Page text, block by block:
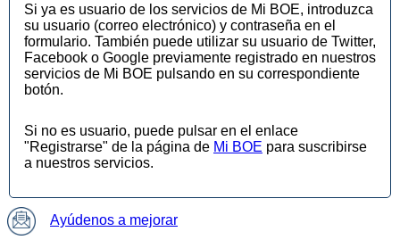
Si ya es usuario de los servicios de Mi BOE, introduzca
su usuario (correo electrónico) y contraseña en el
formulario. También puede utilizar su usuario de Twitter,
Facebook o Google previamente registrado en nuestros
servicios de Mi BOE pulsando en su correspondiente
botón.
Si no es usuario, puede pulsar en el enlace
"Registrarse" de la página de Mi BOE para suscribirse
a nuestros servicios.
Ayúdenos a mejorar